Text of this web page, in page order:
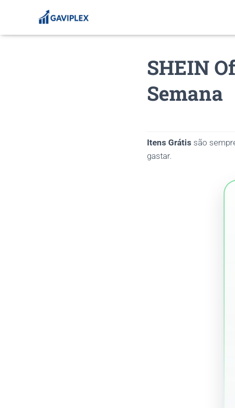
SHEIN
Semana
Itens Grátis são
gastar.